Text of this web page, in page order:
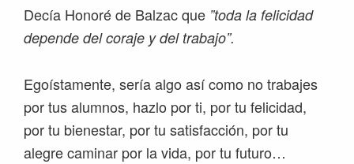
Decía Honoré de Balzac que ”toda la felicidad
depende del coraje y del trabajo”.
Egoístamente, sería algo así como no trabajes
por tus alumnos, hazlo por ti, por tu felicidad,
por tu bienestar, por tu satisfacción, por tu
alegre caminar por la vida, por tu futuro…